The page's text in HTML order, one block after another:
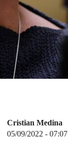
Cristian Medina
05/09/2022 - 07:07